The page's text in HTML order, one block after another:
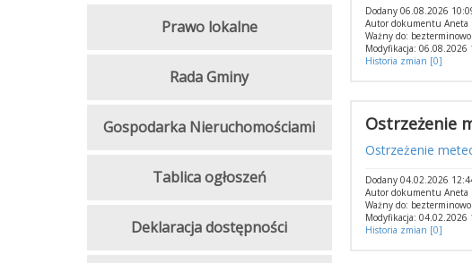
Dodany 06.08.2026
Autor dokumentu Aneta
Ważny do: bezterminowo
Modyfikacja: 06.08.2026
Historia zmian [0]
Ostrzeżenie
Ostrzeżenie
Dodany 04.02.2026
Autor dokumentu Aneta
Ważny do: bezterminowo
Modyfikacja: 04.02.2026
Historia zmian [0]
Prawo lokalne
Rada Gminy
Gospodarka Nieruchomościami
Tablica ogłoszeń
Deklaracja dostępności